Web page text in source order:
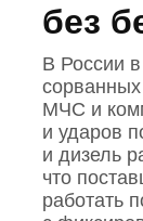
без
В России
сорванных
МЧС и
и ударов
и дизель
что
работать